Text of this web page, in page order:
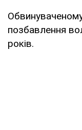
позбавлення
років.